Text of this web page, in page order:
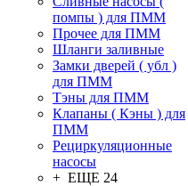
помпы ) для ПММ
Прочее для ПММ
Шланги заливные
Замки дверей ( убл )
для ПММ
Тэны для ПММ
Клапаны ( Кэны ) для
ПММ
Рециркуляционные
насосы
+ ЕЩЕ 24